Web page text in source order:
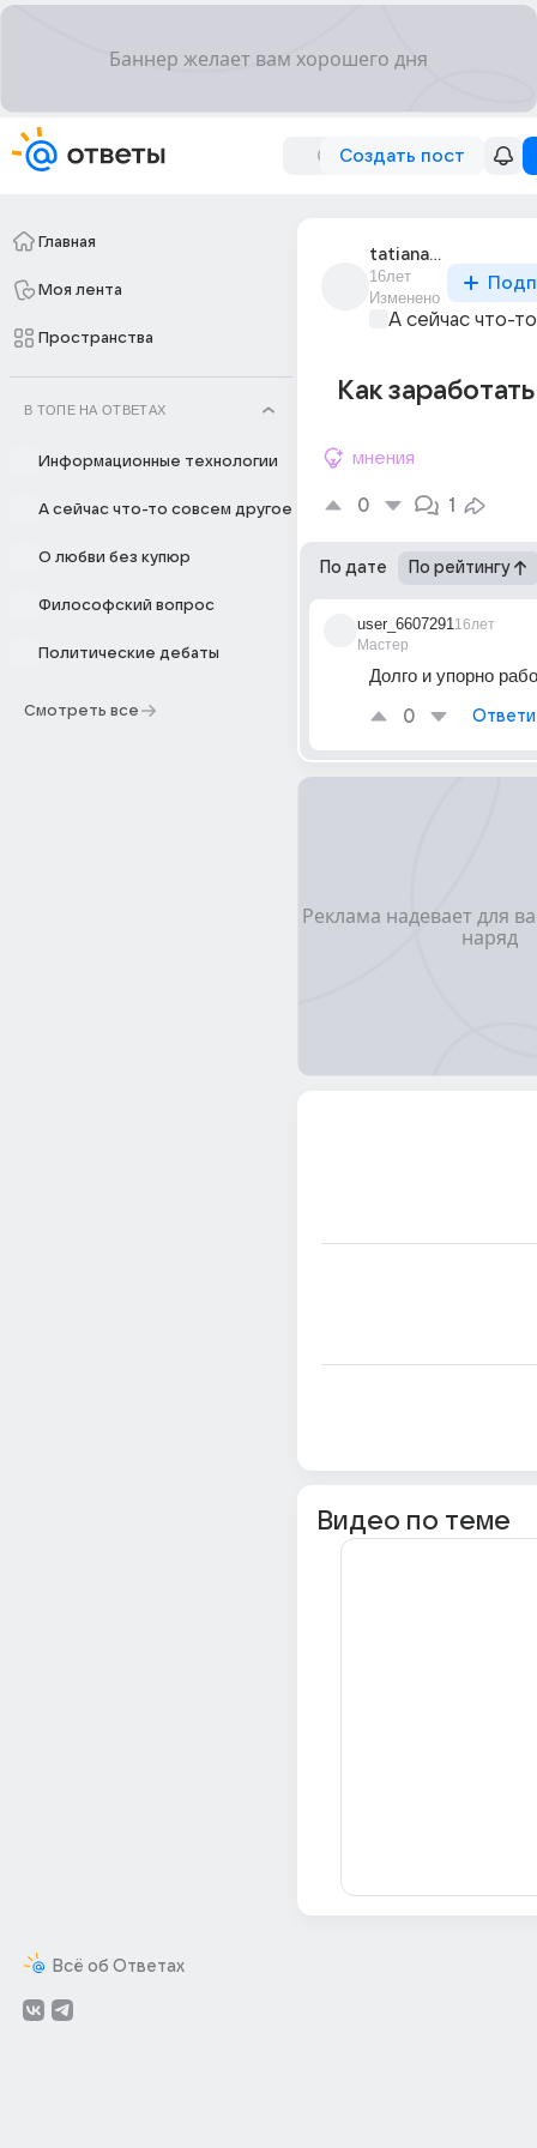
Создать пост
Главная
Моя лента
Пространства
В ТОПЕ НА ОТВЕТАХ
Информационные технологии
А сейчас что-то совсем другое
О любви без купюр
Философский вопрос
Политические дебаты
Смотреть все
Всё об Ответах
tatiana_brekhova_4
16лет
Изменено
А сейчас что-
Как
мнения
0 1
По дате По рейтингу
user_6607291
Мастер
16лет
Долго и упорно
0
Видео по теме